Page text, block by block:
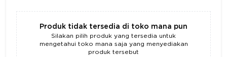
Produk tidak tersedia di toko mana pun
Silakan pilih produk yang tersedia untuk
mengetahui toko mana saja yang menyediakan
produk tersebut